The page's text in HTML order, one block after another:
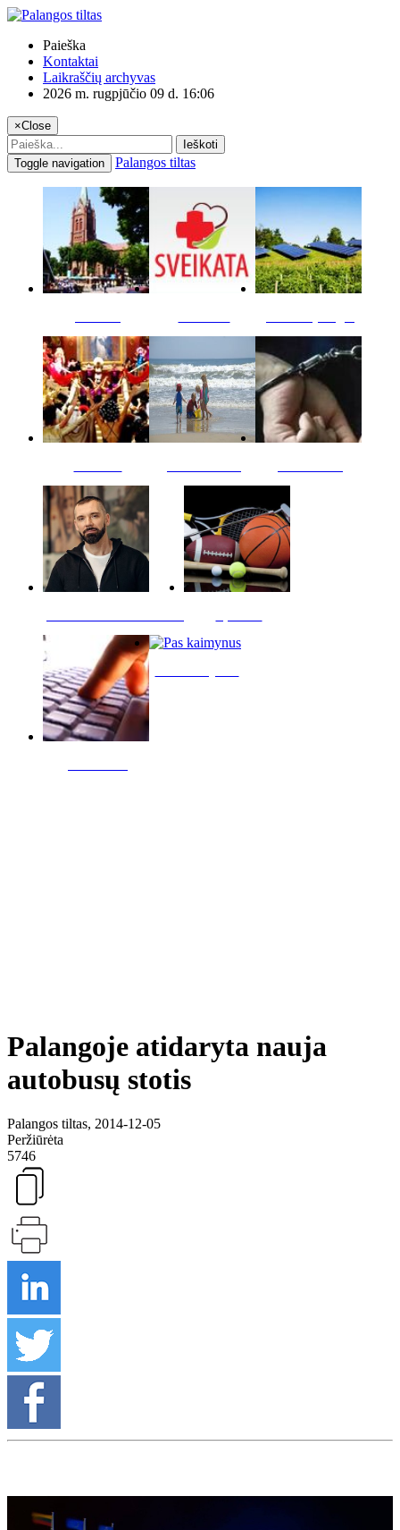
Paieška
Kontaktai
Laikraščių archyvas
2026 m. rugpjūčio 09 d. 16:06
×Close
Ieškoti
Toggle navigation
Palangos tiltas
Palangoje atidaryta nauja
autobusų stotis
Palangos tiltas, 2014-12-05
Peržiūrėta
5746